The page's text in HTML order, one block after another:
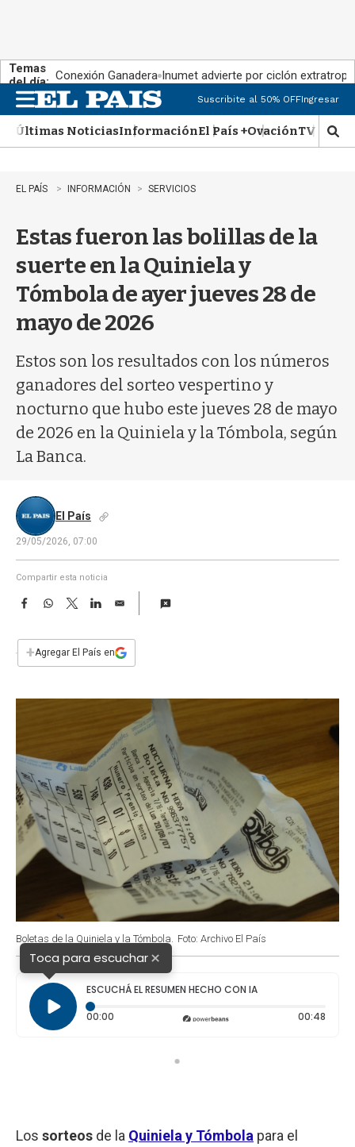
Temas
del día: Conexión Ganadera Inumet advierte por ciclón
n
u
Suscribite al 50% OFFIngresar
Últimas NoticiasInformaciónEl País +OvaciónTV Show
M
o
EL PAÍS INFORMACIÓN SERVICIOS
Estas fueron las bolillas de la
suerte en la Quiniela y
Tómbola de ayer jueves 28 de
mayo de 2026
Estos son los resultados con los números
ganadores del sorteo vespertino y
nocturno que hubo este jueves 28 de mayo
de 2026 en la Quiniela y la Tómbola, según
La Banca.
El País
29/05/2026, 07:00
Compartir esta noticia
F
e
b
W
s
T
w
t
L
E
i
l
+Agregar El País en
Boletas de la Quiniela y la Tómbola. Foto: Archivo El País
Toca para escuchar×
ESCUCHÁ EL RESUMEN HECHO CON IA
00:00 Tiempo transcurrido: 0 segundos 00:48
Los sorteos de la Quiniela y Tómbola para el